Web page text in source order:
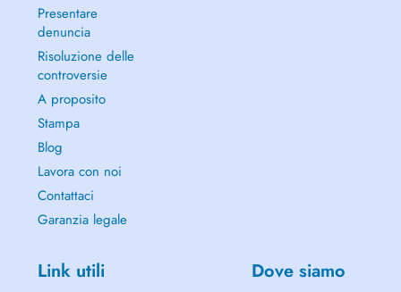
Presentare
denuncia
Risoluzione delle
controversie
A proposito
Stampa
Blog
Lavora con noi
Contattaci
Garanzia legale
Link utili Dove siamo